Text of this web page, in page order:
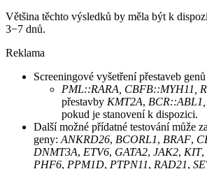
Většina těchto výsledků by měla být k
3−7 dnů.
Reklama
Screeningové vyšetření přestaveb
PML::RARA, CBFB::MYH11,
přestavby KMT2A, BCR::ABL1,
pokud je stanovení k dispozici.
Další možné přídatné testování může
geny: ANKRD26, BCORL1, BRAF,
DNMT3A, ETV6, GATA2, JAK2, KIT,
PHF6, PPM1D, PTPN11, RAD21,